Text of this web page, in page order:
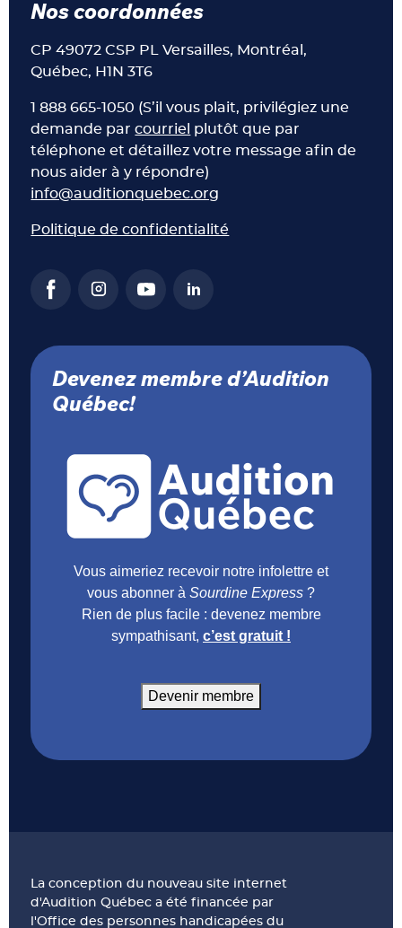
Nos coordonnées
CP 49072 CSP PL Versailles, Montréal,
Québec, H1N 3T6
1 888 665-1050 (S’il vous plait, privilégiez une
demande parcourriel plutôt que par
téléphone et détaillez votre message afin de
nous aider à y répondre)
info@auditionquebec.org
Politique de confidentialité
Devenez membre d’Audition
Québec!
Vous aimeriez recevoir notre infolettre et
vous abonner à Sourdine Express ?
Rien de plus facile : devenez membre
sympathisant, c’est gratuit !
Devenir membre
La conception du nouveau site internet
d'Audition Québec a été financée par
l'Office des personnes handicapées du